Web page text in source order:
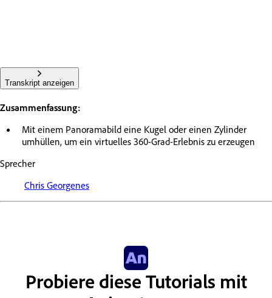
Transkript anzeigen
Zusammenfassung:
Mit einem Panoramabild eine Kugel oder einen Zylinder
umhüllen, um ein virtuelles 360-Grad-Erlebnis zu erzeugen
Sprecher
Chris Georgenes
Probiere diese Tutorials mit